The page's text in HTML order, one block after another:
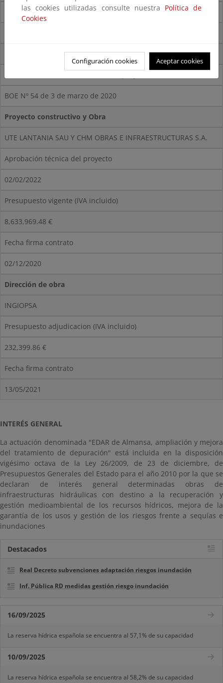
96,058.61 €
BOE Nº 54 de 3 de marzo de 2020
Proyecto constructivo y Obra
UTE LANTANIA SAU Y CHM OBRAS E INFRAESTRUCTURAS S.A.
Aprobación técnica del proyecto
02/02/2022
Presupuesto vigente (IVA incluido)
8,633,969.48 €
Fecha firma contrato
02/12/2020
Dirección de obra
INGIOPSA
Presupuesto adjudicacion (IVA incluido)
232,399.86 €
Fecha firma contrato
13/05/2021
INTERÉS GENERAL
La actuación denominada "EDAR de Almansa, ampliación y mejora
del tratamiento de depuración" está incluida en la disposición
vigésimo octava de la Ley 26/2009, de 23 de diciembre, de
Presupuestos Generales del Estado para el año 2010 por la que se
declaran de interés general determinadas obras de
infraestructuras hidráulicas con destino a la recuperación y
gestión medioambiental de los recursos hídricos, mejora de la
garantía de los usos y gestión de los riesgos frente a sequías e
inundaciones
Destacados
Real Decreto subvenciones adaptación riesgos inundación
Inf. Pública RD medidas gestión riesgo inundación
16/09/2025
La reserva hídrica española se encuentra al 57,1% de su capacidad
10/09/2025
La reserva hídrica española se encuentra al 58,2% de su capacidad
las cookies utilizadas consulte nuestra Política de
Cookies
Configuración cookies Aceptar cookies